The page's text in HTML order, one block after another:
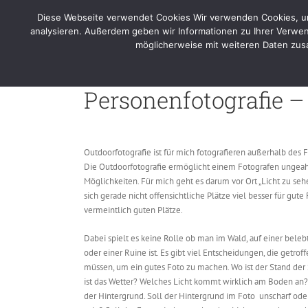
Home
People Outdoor
Personenfotografie
Outdoorfotografie ist für mich fotografieren außerhalb des
Die Outdoorfotografie ermöglicht einem Fotografen
Möglichkeiten. Für mich geht es darum vor Ort „Licht zu
sich gerade nicht offensichtliche Plätze viel besser für gute
vermeintlich guten Plätze.
Dabei spielt es keine Rolle ob man im Wald, auf einer
oder einer Ruine ist. Es gibt viel Entscheidungen, die
müssen, um ein gutes Foto zu machen. Wo ist der Stand der
ist das Wetter? Welches Licht kommt wirklich am Boden
der Hintergrund. Soll der Hintergrund im Foto unscharf
Diese Webseite verwendet Cookies Wir verwenden
analysieren. Außerdem geben wir Informationen zu Ihrer
möglicherweise mit weiteren Daten